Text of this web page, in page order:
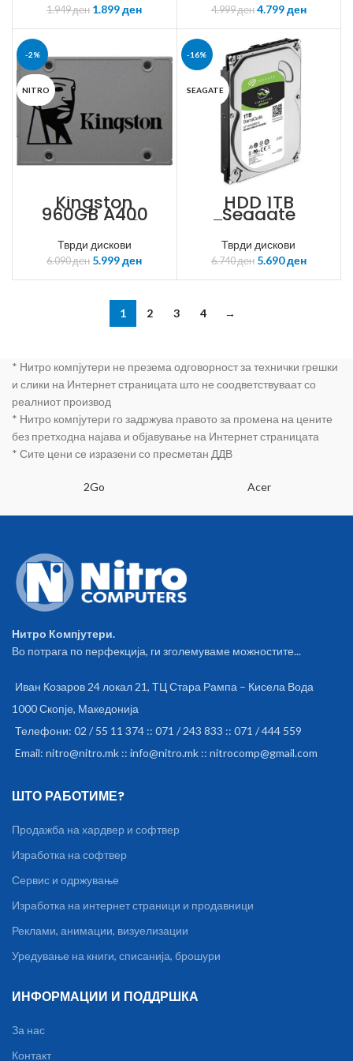
1.949ден 1.899ден 4.999ден 4.799ден
-2%
NITRO
Kingston
960GB A400
SSD SATA3
Тврди дискови
6.090ден 5.999ден
-16%
SEAGATE
HDD 1TB
Seagate
7200rpm •
64MB Cache •
SATA-3 •
6.0Gb/s
Barracuda •
ST1000DM010
Тврди дискови
6.740ден 5.690ден
1 2 3 4 →
* Нитро компјутери не презема одговорност за технички грешки
и слики на Интернет страницата што не соодветствуваат со
реалниот производ
* Нитро компјутери го задржува правото за промена на цените
без претходна најава и објавување на Интернет страницата
* Сите цени се изразени со пресметан ДДВ
2Go Acer
Нитро Компјутери.
Во потрага по перфекција, ги зголемуваме можностите...
Иван Козаров 24 локал 21, ТЦ Стара Рампа – Кисела Вода
1000 Скопје, Македонија
Телефони: 02 / 55 11 374 :: 071 / 243 833 :: 071 / 444 559
Email: nitro@nitro.mk :: info@nitro.mk :: nitrocomp@gmail.com
ШТО РАБОТИМЕ?
Продажба на хардвер и софтвер
Изработка на софтвер
Сервис и одржување
Изработка на интернет страници и продавници
Реклами, анимации, визуелизации
Уредување на книги, списанија, брошури
ИНФОРМАЦИИ И ПОДДРШКА
За нас
Контакт